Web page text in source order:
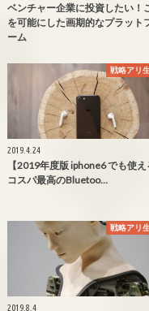
ベンチャー企業に投資したい！
を可能にした画期的なプラット
ーム
戦略アリ
2019.4.24
【2019年度版 iphone6 でも使え
コスパ最高のBluetoo…
戦略アリ
2019.8.4